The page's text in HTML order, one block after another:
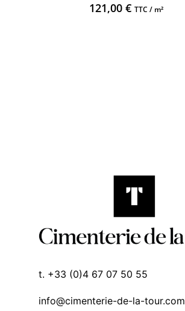
121,00 € TTC / m²
t. +33 (0)4 67 07 50 55
info@cimenterie-de-la-tour.com